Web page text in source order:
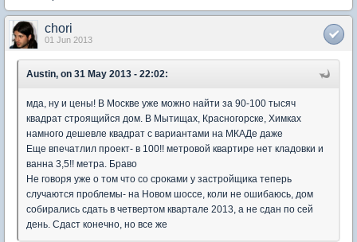
chori
01 Jun 2013
Austin, on 31 May 2013 - 22:02:
мда, ну и цены! В Москве уже можно найти за 90-100 тысяч
квадрат строящийся дом. В Мытищах, Красногорске, Химках
намного дешевле квадрат с вариантами на МКАДе даже
Еще впечатлил проект- в 100!! метровой квартире нет кладовки и
ванна 3,5!! метра. Браво
Не говоря уже о том что со сроками у застройщика теперь
случаются проблемы- на Новом шоссе, коли не ошибаюсь, дом
собирались сдать в четвертом квартале 2013, а не сдан по сей
день. Сдаст конечно, но все же